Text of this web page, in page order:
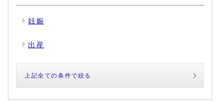
妊娠
出産
上記全ての条件で絞る